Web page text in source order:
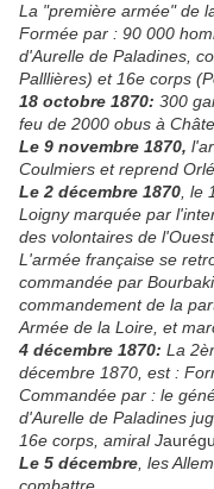
La "première armée" de
Formée par : 90 000
d'Aurelle de Paladines,
Palllières) et 16e corps
18 octobre 1870: 300
feu de 2000 obus à
Le 9 novembre 1870,
Coulmiers et reprend
Le 2 décembre 1870 ,
Loigny marquée par
des volontaires de l'Ouest.
L'armée française se
commandée par
commandement de la
Armée de la Loire, et
4 décembre 1870: La
décembre 1870, est :
Commandée par : le
d'Aurelle de Paladines
16e corps, amiral J
Le 5 décembre , les